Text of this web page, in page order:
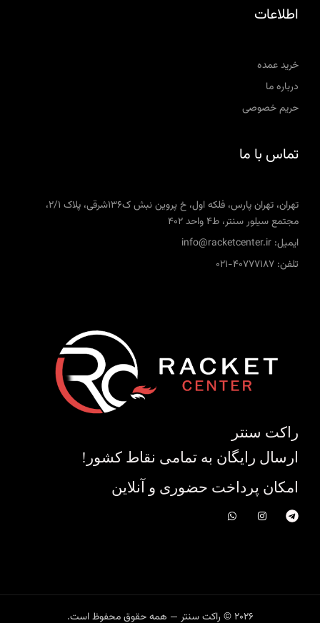
اطلاعات
خرید عمده
درباره ما
حریم خصوصی
تماس با ما
تهران، تهران پارس، فلکه اول، خ پروین نبش ک136شرقی، پلاک 2/1،
مجتمع سیلور سنتر، ط4 واحد 402
ایمیل: info@racketcenter.ir
تلفن: 40777187-021
راکت سنتر
ارسال رایگان به تمامی نقاط کشور!
امکان پرداخت حضوری و آنلاین
2026 © راکت سنتر — همه حقوق محفوظ است.